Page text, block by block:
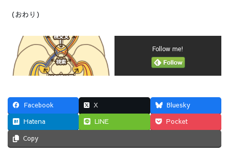
（おわり）
Follow me!
Facebook X
Bluesky
Hatena
LINE
Pocket
Copy